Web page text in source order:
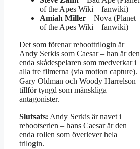
of the Apes Wiki – fanwiki)
Amiah Miller – Nova (Planet
of the Apes Wiki – fanwiki)
Det som förenar reboottrilogin är
Andy Serkis som Caesar – han är den
enda skådespelaren som medverkar i
alla tre filmerna (via motion capture).
Gary Oldman och Woody Harrelson
tillför tyngd som mänskliga
antagonister.
Slutsats: Andy Serkis är navet i
rebootserien – hans Caesar är den
enda rollen som överlever hela
trilogin.